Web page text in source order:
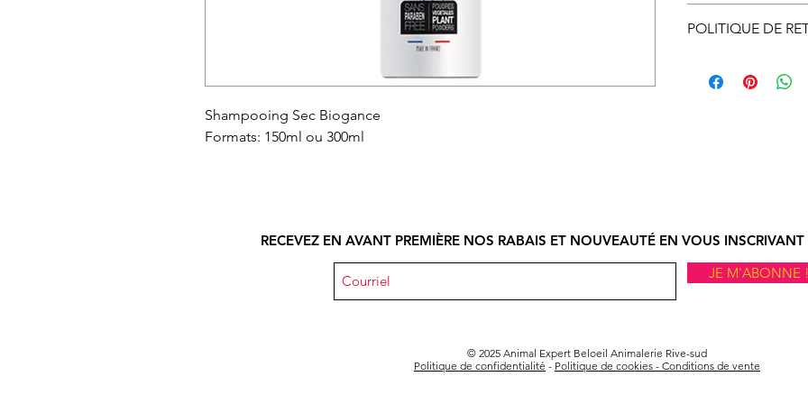
Shampooing Sec Biogance
Formats: 150ml ou 300ml
ligne doit se faire
POLITIQUE DE
ne vous convient
si l'article et son
état.
Le remboursement
RECEVEZ EN AVANT PREMIÈRE NOS RABAIS ET NOUVEAUTÉ EN VOUS
JE M'ABONNE !
© 2025 Animal Expert Beloeil Animalerie Rive-sud
Politique de confidentialité - Politique de cookies - Conditions de vente